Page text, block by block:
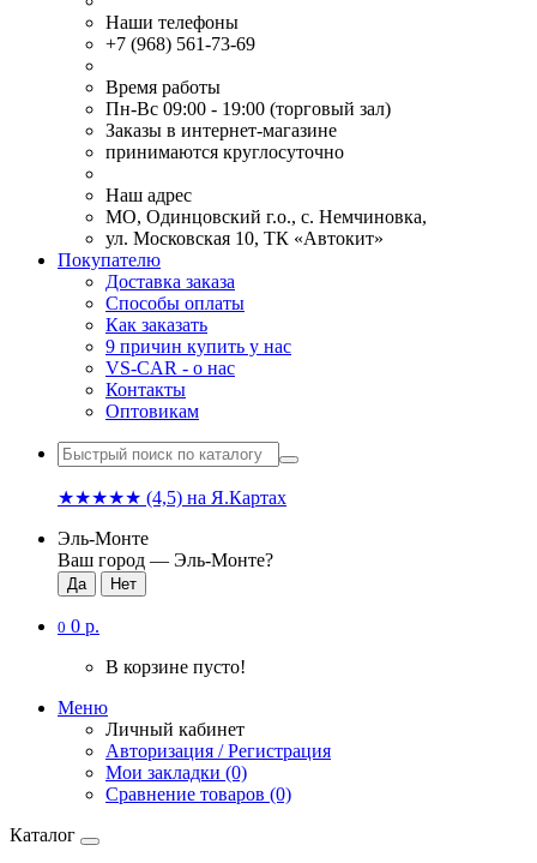
Наши телефоны
+7 (968) 561-73-69
Время работы
Пн-Вс 09:00 - 19:00 (торговый зал)
Заказы в интернет-магазине
принимаются круглосуточно
Наш адрес
МО, Одинцовский г.о., с. Немчиновка,
ул. Московская 10, ТК «Автокит»
Покупателю
Доставка заказа
Способы оплаты
Как заказать
9 причин купить у нас
VS-CAR - о нас
Контакты
Оптовикам
★★★★★ (4,5) на Я.Картах
Эль-Монте
Ваш город — Эль-Монте?
0 0 р.
В корзине пусто!
Меню
Личный кабинет
Авторизация / Регистрация
Мои закладки (0)
Сравнение товаров (0)
Каталог